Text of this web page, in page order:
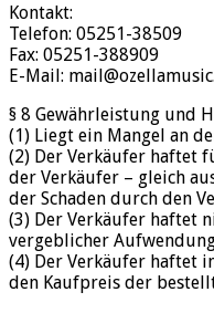
Kontakt:
Telefon: 05251-38509
Fax: 05251-388909
E-Mail:
§ 8 Gewährleistung und
(1) Liegt ein Mangel an
(2) Der Verkäufer haftet
der Verkäufer – gleich
der Schaden durch den
(3) Der Verkäufer haftet
vergeblicher
(4) Der Verkäufer haftet
den Kaufpreis der